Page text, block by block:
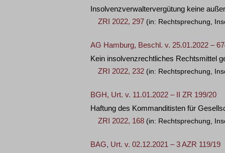
Insolvenzverwaltervergütung keine
ZRI 2022, 297 (in: Rechtsprechung,
AG Hamburg, Beschl. v. 25.01.2022 –
Kein insolvenzrechtliches Rechtsmittel
ZRI 2022, 232 (in: Rechtsprechung,
BGH, Urt. v. 11.01.2022 – II ZR 199/20
Haftung des Kommanditisten für
ZRI 2022, 168 (in: Rechtsprechung,
BAG, Urt. v. 02.12.2021 – 3 AZR 119/19